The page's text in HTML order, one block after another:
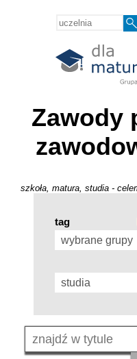
Zawody
szkoła, matura, studia -
tag